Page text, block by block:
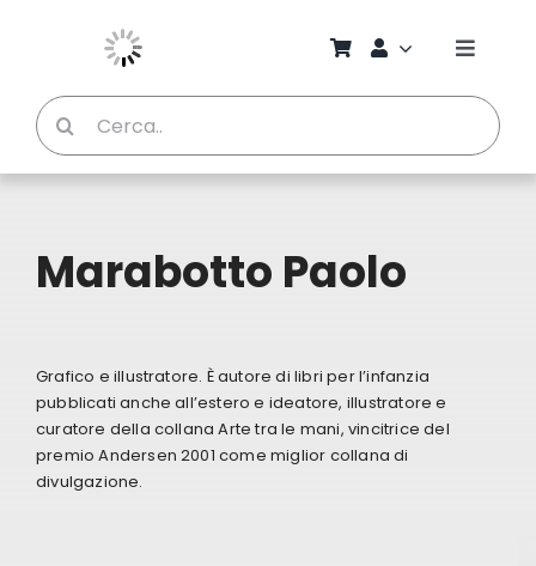
Toggle
Chi
Cerca
per:
Marabotto Paolo
Grafico e illustratore. È autore di libri per l’infanzia
pubblicati anche all’estero e ideatore, illustratore e
curatore della collana Arte tra le mani, vincitrice del
premio Andersen 2001 come miglior collana di
divulgazione.